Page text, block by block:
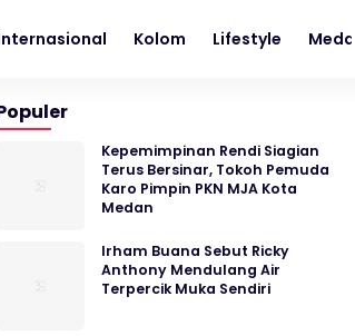
Kolom Lifestyle Medan
Kepemimpinan Rendi Siagian
Terus Bersinar, Tokoh Pemuda
Karo Pimpin PKN MJA Kota
Medan
Irham Buana Sebut Ricky
Anthony Mendulang Air
Terpercik Muka Sendiri